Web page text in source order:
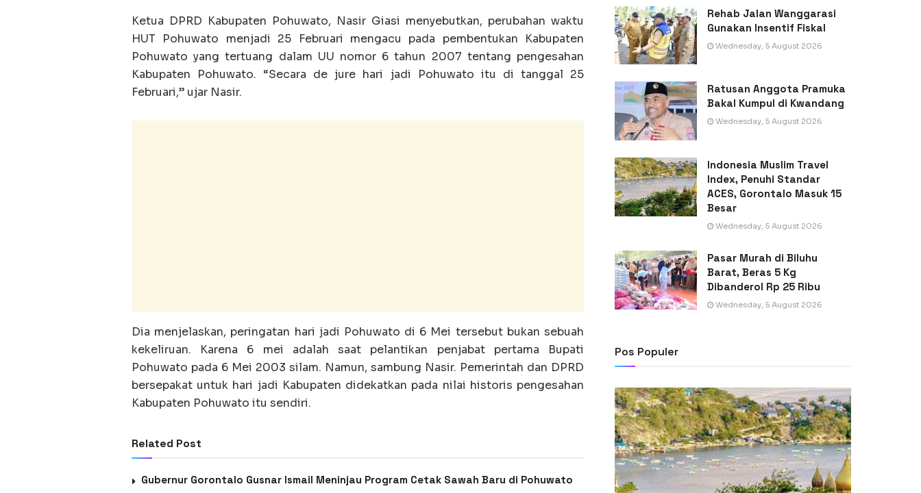
Ketua DPRD Kabupaten Pohuwato, Nasir Giasi menyebutkan, perubahan waktu
HUT Pohuwato menjadi 25 Februari mengacu pada pembentukan Kabupaten
Pohuwato yang tertuang dalam UU nomor 6 tahun 2007 tentang pengesahan
Kabupaten Pohuwato. “Secara de jure hari jadi Pohuwato itu di tanggal 25
Februari,” ujar Nasir.
Dia menjelaskan, peringatan hari jadi Pohuwato di 6 Mei tersebut bukan sebuah
kekeliruan. Karena 6 mei adalah saat pelantikan penjabat pertama Bupati
Pohuwato pada 6 Mei 2003 silam. Namun, sambung Nasir. Pemerintah dan DPRD
bersepakat untuk hari jadi Kabupaten didekatkan pada nilai historis pengesahan
Kabupaten Pohuwato itu sendiri.
Related Post
Gubernur Gorontalo Gusnar Ismail Meninjau Program Cetak Sawah Baru di Pohuwato
Rehab Jalan Wanggarasi
Gunakan Insentif Fiskal
Wednesday, 5 August 2026
Ratusan Anggota Pramuka
Bakal Kumpul di Kwandang
Wednesday, 5 August 2026
Indonesia Muslim Travel
Index, Penuhi Standar
ACES, Gorontalo Masuk 15
Besar
Wednesday, 5 August 2026
Pasar Murah di Biluhu
Barat, Beras 5 Kg
Dibanderol Rp 25 Ribu
Wednesday, 5 August 2026
Pos Populer